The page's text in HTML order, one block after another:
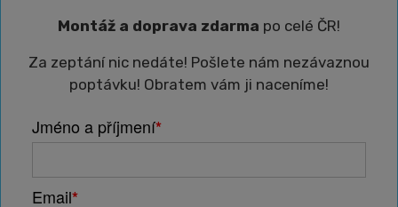
Montáž a doprava zdarma po celé ČR!
Za zeptání nic nedáte! Pošlete nám nezávaznou
poptávku! Obratem vám ji naceníme!
Jméno a příjmení*
Email*